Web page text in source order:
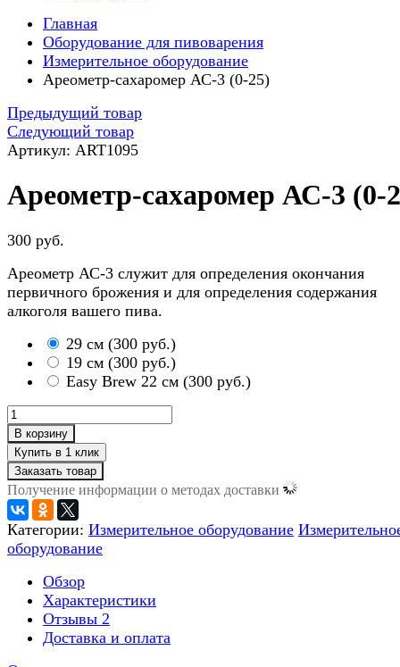
Главная
Оборудование для пивоварения
Измерительное оборудование
Ареометр-сахаромер АС-3 (0-25)
Предыдущий товар
Следующий товар
Артикул: ART1095
Ареометр-сахаромер АС-3 (0-
300 руб.
Ареометр АС-3 служит для определения окончания
первичного брожения и для определения содержания
алкоголя вашего пива.
29 см (300 руб.)
19 см (300 руб.)
Easy Brew 22 см (300 руб.)
В корзину
Заказать товар
Получение информации о методах доставки
Категории: Измерительное оборудование
оборудование
Обзор
Характеристики
Отзывы 2
Доставка и оплата